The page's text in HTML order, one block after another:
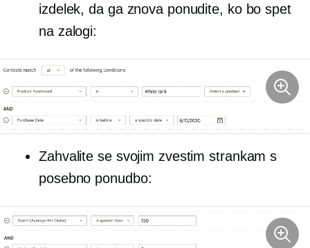
izdelek, da ga znova ponudite, ko bo spet
na zalogi:
Zahvalite se svojim zvestim strankam s
posebno ponudbo: